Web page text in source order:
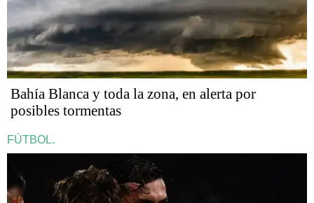
Bahía Blanca y toda la zona, en alerta por
posibles tormentas
FÚTBOL.